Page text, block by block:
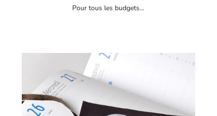
Pour tous les budgets…